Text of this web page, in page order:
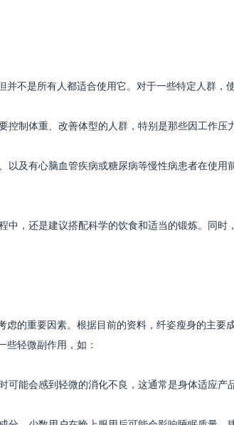
并不是所有人都适合使用它。对于一些特定人群，
控制体重、改善体型的人群，特别是那些因工作压
以及有心脑血管疾病或糖尿病等慢性病患者在使
中，还是建议搭配科学的饮食和适当的锻炼。同时
虑的重要因素。根据目前的资料，纤姿瘦身的主要
些轻微副作用，如：
可能会感到轻微的消化不良，这通常是身体适应产